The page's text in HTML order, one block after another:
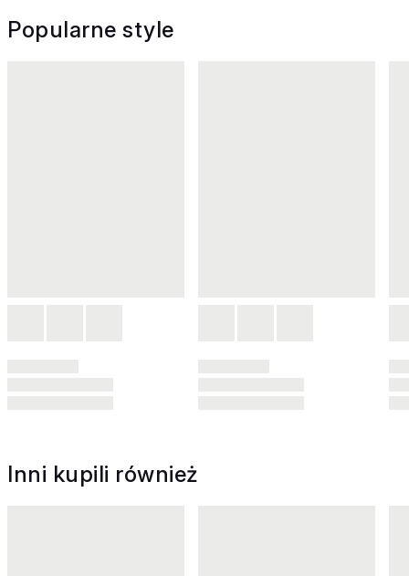
Popularne style
Inni kupili również